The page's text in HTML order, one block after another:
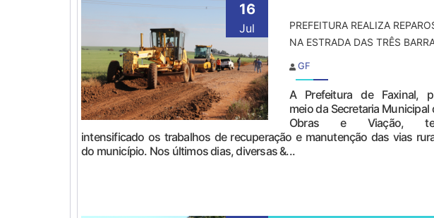
16
Jul
PREFEITURA REALIZA
NA ESTRADA DAS TRÊS
GF
A Prefeitura de Faxinal,
meio da Secretaria Municipal
Obras e Viação,
intensificado os trabalhos de recuperação e manutenção das vias
do município. Nos últimos dias, diversas &...